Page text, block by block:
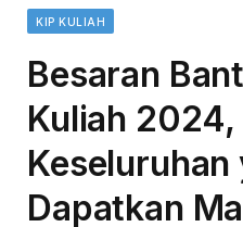
KIP KULIAH
Besaran
Kuliah
Keseluruhan
Dapatkan